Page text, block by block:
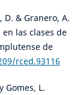
D. & Granero, A.
las clases de
de
rced.93116
Gomes, L.